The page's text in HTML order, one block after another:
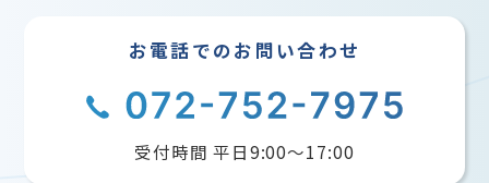
お電話でのお問い合わせ
受付時間 平日9:00〜17:00